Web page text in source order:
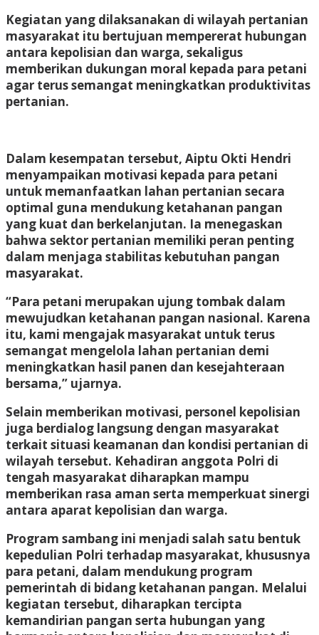
Kegiatan yang dilaksanakan di wilayah pertanian
masyarakat itu bertujuan mempererat hubungan
antara kepolisian dan warga, sekaligus
memberikan dukungan moral kepada para petani
agar terus semangat meningkatkan produktivitas
pertanian.
Dalam kesempatan tersebut, Aiptu Okti Hendri
menyampaikan motivasi kepada para petani
untuk memanfaatkan lahan pertanian secara
optimal guna mendukung ketahanan pangan
yang kuat dan berkelanjutan. Ia menegaskan
bahwa sektor pertanian memiliki peran penting
dalam menjaga stabilitas kebutuhan pangan
masyarakat.
“Para petani merupakan ujung tombak dalam
mewujudkan ketahanan pangan nasional. Karena
itu, kami mengajak masyarakat untuk terus
semangat mengelola lahan pertanian demi
meningkatkan hasil panen dan kesejahteraan
bersama,” ujarnya.
Selain memberikan motivasi, personel kepolisian
juga berdialog langsung dengan masyarakat
terkait situasi keamanan dan kondisi pertanian di
wilayah tersebut. Kehadiran anggota Polri di
tengah masyarakat diharapkan mampu
memberikan rasa aman serta memperkuat sinergi
antara aparat kepolisian dan warga.
Program sambang ini menjadi salah satu bentuk
kepedulian Polri terhadap masyarakat, khususnya
para petani, dalam mendukung program
pemerintah di bidang ketahanan pangan. Melalui
kegiatan tersebut, diharapkan tercipta
kemandirian pangan serta hubungan yang